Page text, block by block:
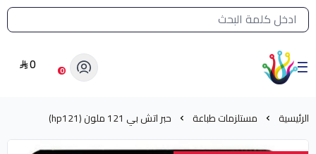
القائمة الرئيسية لمتجر الشرق النادر
الشرق النادر بيع مستلزمات طباعة حرارية 0
0
الرئيسية مستلزمات طباعة حبر اتش بي 121 ملون (hp121)